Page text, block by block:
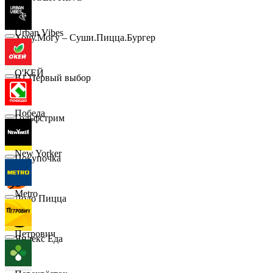
Хочу.Могу – Суши.Пицца.Бургер
B1 Первый выбор
Гольфстрим
Покупочка
Додо Пицца
Яндекс Еда
Urban Vibes
О'КЕЙ
Победа
New Yorker
Metro
Петрович